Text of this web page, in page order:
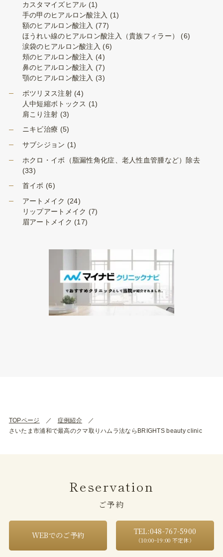
カスタマイズヒアル (1)
手の甲のヒアルロン酸注入 (1)
額のヒアルロン酸注入 (77)
ほうれい線のヒアルロン酸注入（貴族フィラー）
(6)
涙袋のヒアルロン酸注入 (6)
頬のヒアルロン酸注入 (4)
鼻のヒアルロン酸注入 (7)
顎のヒアルロン酸注入 (3)
ボツリヌス注射(4)
人中短縮ボトックス (1)
肩こり注射 (3)
ニキビ治療 (5)
サブシジョン (1)
ホクロ・イボ（脂漏性角化症、老人性血管腫など）除去
(33)
首イボ (6)
アートメイク (24)
リップアートメイク (7)
眉アートメイク (17)
TOPページ
症例紹介
さいたま市浦和で最高のクマ取りハムラ法ならBRIGHTS beauty clinic
Reservation
ご予約
WEBでのご予約 TEL:048-767-5900
（10:00~19:00 不定休）